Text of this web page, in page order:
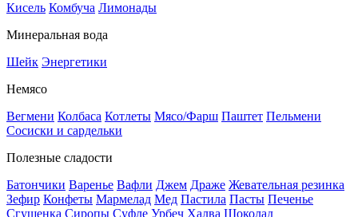
Кисель Комбуча Лимонады
Минеральная вода
Шейк Энергетики
Немясо
Вегмени Колбаса Котлеты Мясо/Фарш Паштет Пельмени
Сосиски и сардельки
Полезные сладости
Батончики Варенье Вафли Джем Драже Жевательная резинка
Зефир Конфеты Мармелад Мед Пастила Пасты Печенье
Сгущенка Сиропы Суфле Урбеч Халва Шоколад